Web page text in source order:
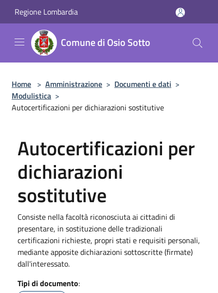
Regione Lombardia
Comune di Osio Sotto
Home > Amministrazione > Documenti e dati >
Modulistica >
Autocertificazioni per dichiarazioni sostitutive
Autocertificazioni per
dichiarazioni
sostitutive
Consiste nella facoltà riconosciuta ai cittadini di
presentare, in sostituzione delle tradizionali
certificazioni richieste, propri stati e requisiti personali,
mediante apposite dichiarazioni sottoscritte (firmate)
dall'interessato.
Tipi di documento: